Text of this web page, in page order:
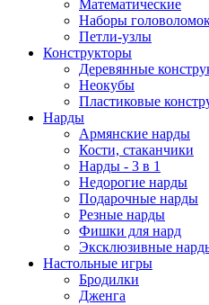
Математические
Наборы
Петли-узлы
Конструкторы
Деревянные
Неокубы
Пластиковые
Нарды
Армянские нарды
Кости, стаканчики
Нарды - 3 в 1
Недорогие нарды
Подарочные нарды
Резные нарды
Фишки для нард
Эксклюзивные
Настольные игры
Бродилки
Дженга